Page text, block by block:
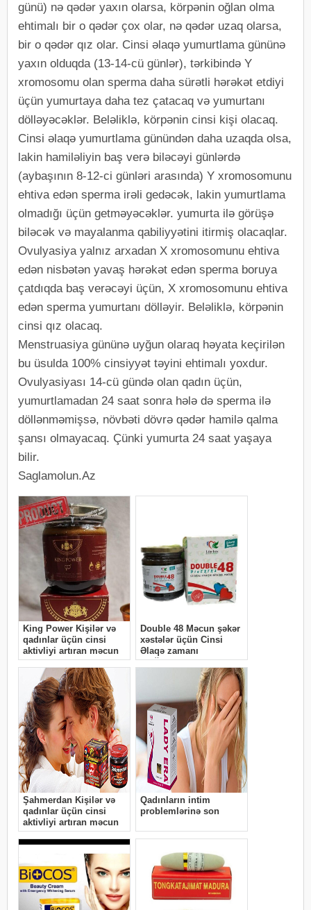
günü) nə qədər yaxın olarsa, körpənin oğlan olma
ehtimalı bir o qədər çox olar, nə qədər uzaq olarsa,
bir o qədər qız olar. Cinsi əlaqə yumurtlama gününə
yaxın olduqda (13-14-cü günlər), tərkibində Y
xromosomu olan sperma daha sürətli hərəkət etdiyi
üçün yumurtaya daha tez çatacaq və yumurtanı
dölləyəcəklər. Beləliklə, körpənin cinsi kişi olacaq.
Cinsi əlaqə yumurtlama günündən daha uzaqda olsa,
lakin hamiləliyin baş verə biləcəyi günlərdə
(aybaşının 8-12-ci günləri arasında) Y xromosomunu
ehtiva edən sperma irəli gedəcək, lakin yumurtlama
olmadığı üçün getməyəcəklər. yumurta ilə görüşə
biləcək və mayalanma qabiliyyətini itirmiş olacaqlar.
Ovulyasiya yalnız arxadan X xromosomunu ehtiva
edən nisbətən yavaş hərəkət edən sperma boruya
çatdıqda baş verəcəyi üçün, X xromosomunu ehtiva
edən sperma yumurtanı dölləyir. Beləliklə, körpənin
cinsi qız olacaq.
Menstruasiya gününə uyğun olaraq həyata keçirilən
bu üsulda 100% cinsiyyət təyini ehtimalı yoxdur.
Ovulyasiyası 14-cü gündə olan qadın üçün,
yumurtlamadan 24 saat sonra hələ də sperma ilə
döllənməmişsə, növbəti dövrə qədər hamilə qalma
şansı olmayacaq. Çünki yumurta 24 saat yaşaya
bilir.
Saglamolun.Az